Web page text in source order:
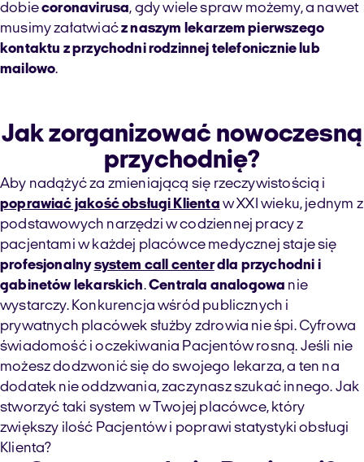
dobiecoronavirusa, gdy wiele spraw możemy, a nawet
musimy załatwiaćz naszym lekarzem pierwszego
kontaktu z przychodni rodzinnej telefonicznie lub
mailowo.
Jak zorganizować nowoczesną
przychodnię?
Aby nadążyć za zmieniającą się rzeczywistością i
poprawiać jakość obsługi Klienta w XXI wieku, jednym z
podstawowych narzędzi w codziennej pracy z
pacjentami w każdej placówce medycznej staje się
profesjonalnysystem call centerdla przychodni i
gabinetów lekarskich.Centrala analogowa nie
wystarczy. Konkurencja wśród publicznych i
prywatnych placówek służby zdrowia nie śpi. Cyfrowa
świadomość i oczekiwania Pacjentów rosną. Jeśli nie
możesz dodzwonić się do swojego lekarza, a ten na
dodatek nie oddzwania, zaczynasz szukać innego. Jak
stworzyć taki system w Twojej placówce, który
zwiększy ilość Pacjentów i poprawi statystyki obsługi
Klienta?